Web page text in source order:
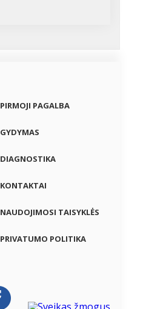
PIRMOJI PAGALBA
GYDYMAS
DIAGNOSTIKA
KONTAKTAI
NAUDOJIMOSI TAISYKLĖS
PRIVATUMO POLITIKA